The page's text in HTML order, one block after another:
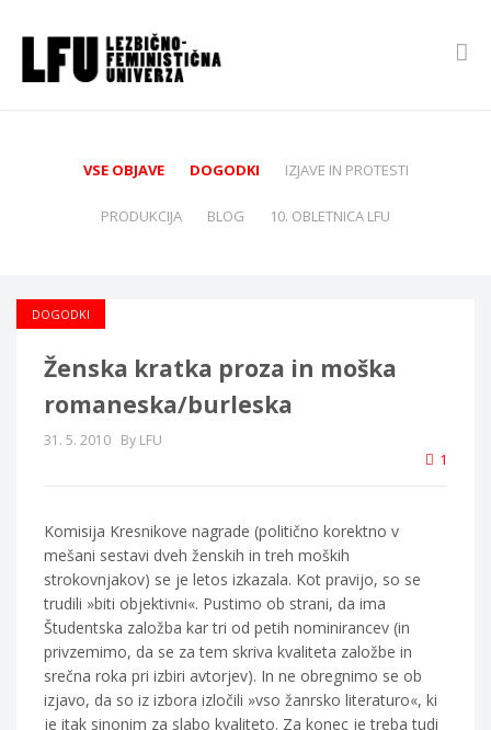
VSE OBJAVE DOGODKI IZJAVE IN PROTESTI
PRODUKCIJA BLOG 10. OBLETNICA LFU
DOGODKI
Ženska kratka proza in moška
romaneska/burleska
31. 5. 2010 By LFU
1
Komisija Kresnikove nagrade (politično korektno v
mešani sestavi dveh ženskih in treh moških
strokovnjakov) se je letos izkazala. Kot pravijo, so se
trudili »biti objektivni«. Pustimo ob strani, da ima
Študentska založba kar tri od petih nominirancev (in
privzemimo, da se za tem skriva kvaliteta založbe in
srečna roka pri izbiri avtorjev). In ne obregnimo se ob
izjavo, da so iz izbora izločili »vso žanrsko literaturo«, ki
je itak sinonim za slabo kvaliteto. Za konec je treba tudi